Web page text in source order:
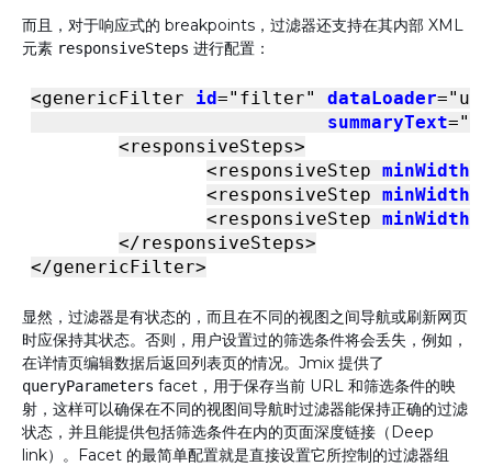
而且，对于响应式的 breakpoints，过滤器还支持在其内部 XML
元素 responsiveSteps 进行配置：
<genericFilter id="filter" dataLoader=
summaryText=
<responsiveSteps>
<responsiveStep minWidth
<responsiveStep minWidth
<responsiveStep minWidth
</responsiveSteps>
</genericFilter>
显然，过滤器是有状态的，而且在不同的视图之间导航或刷新网页
时应保持其状态。否则，用户设置过的筛选条件将会丢失，例如，
在详情页编辑数据后返回列表页的情况。Jmix 提供了
queryParameters facet，用于保存当前 URL 和筛选条件的映
射，这样可以确保在不同的视图间导航时过滤器能保持正确的过滤
状态，并且能提供包括筛选条件在内的页面深度链接（Deep
link）。Facet 的最简单配置就是直接设置它所控制的过滤器组